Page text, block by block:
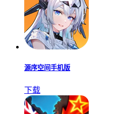
源序空间手机版
下载